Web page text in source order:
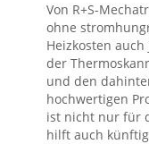
Von R+S-
ohne
Heizkosten
der
und den
hochwertigen
ist nicht nur für
hilft auch